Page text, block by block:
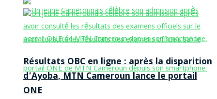
Résultats OBC en ligne : après la disparition
d’Ayoba, MTN Cameroun lance le portail
ONE